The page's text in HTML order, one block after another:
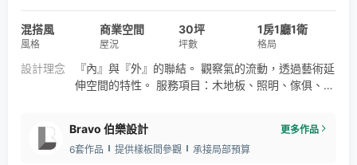
混搭風
風格
商業空間
屋況
30坪
坪數
1房1廳1衛
格局
設計理念
『內』與『外』的聯結。 觀察氣的流動，透過藝術延
伸空間的特性。 服務項目：木地板、照明、傢俱、除
Bravo 伯樂設計
更多作品
6套作品
提供樣板間參觀 承接局部預算